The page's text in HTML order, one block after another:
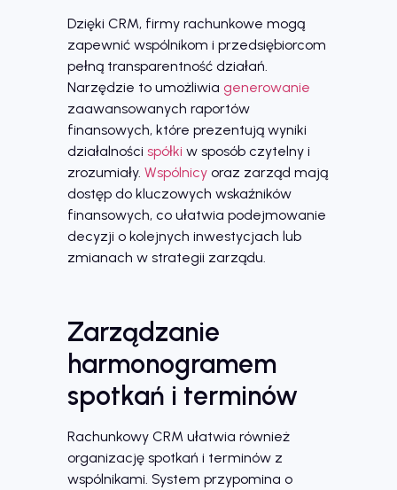
Dzięki CRM, firmy rachunkowe mogą
zapewnić wspólnikom i przedsiębiorcom
pełną transparentność działań.
Narzędzie to umożliwia generowanie
zaawansowanych raportów
finansowych, które prezentują wyniki
działalności spółki w sposób czytelny i
zrozumiały. Wspólnicy oraz zarząd mają
dostęp do kluczowych wskaźników
finansowych, co ułatwia podejmowanie
decyzji o kolejnych inwestycjach lub
zmianach w strategii zarządu.
Zarządzanie
harmonogramem
spotkań i terminów
Rachunkowy CRM ułatwia również
organizację spotkań i terminów z
wspólnikami. System przypomina o